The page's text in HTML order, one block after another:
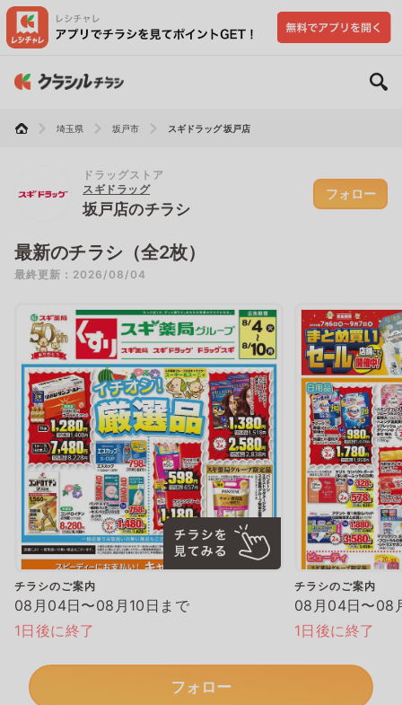
埼玉県 坂戸市 スギドラッグ 坂戸店
ドラッグストア
スギドラッグ
坂戸店のチラシ
フォロー
最新のチラシ（全2枚）
最終更新：2026/08/04
チラシのご案内
08月04日〜08月10日まで
1日後に終了
チラシのご案内
08月04日〜08
1日後に終了
フォロー